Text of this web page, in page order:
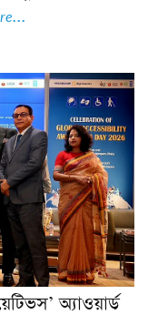
অ্যাওয়ার্ড